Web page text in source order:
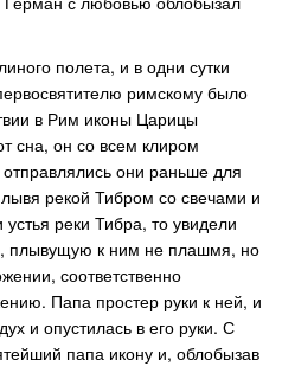
полета, и в одни сутки
римскому было
в Рим иконы Царицы
сна, он со всем клиром
они раньше для
рекой Тибром со свечами и
реки Тибра, то увидели
плывущую к ним не плашмя, но
соответственно
Папа простер руки к ней, и
и опустилась в его руки. С
папа икону и, облобызав